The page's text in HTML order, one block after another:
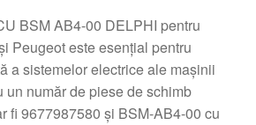
BSM AB4-00 DELPHI pentru
Peugeot este esențial pentru
a sistemelor electrice ale mașinii
un număr de piese de schimb
fi 9677987580 și BSM-AB4-00 cu